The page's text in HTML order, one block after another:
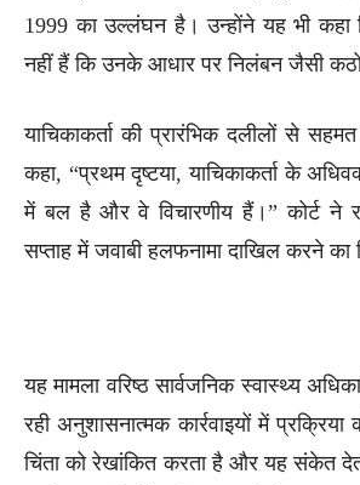
1999 का उल्लंघन है। उन्होंने यह भी कहा
नहीं हैं कि उनके आधार पर निलंबन जैसी
याचिकाकर्ता की प्रारंभिक दलीलों से
कहा, “प्रथम दृष्टया, याचिकाकर्ता के
में बल है और वे विचारणीय हैं।” कोर्ट ने
सप्ताह में जवाबी हलफनामा दाखिल करने का
यह मामला वरिष्ठ सार्वजनिक स्वास्थ्य
रही अनुशासनात्मक कार्रवाइयों में प्रक्रिया
चिंता को रेखांकित करता है और यह संकेत